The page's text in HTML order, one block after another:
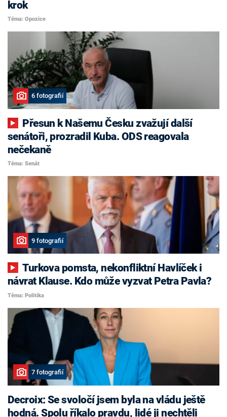
krok
Téma: Opozice
6 fotografií
senátoři, prozradil Kuba. ODS reagovala
nečekaně
Téma: Senát
9 fotografií
Turkova pomsta, nekonfliktní Havlíček i
návrat Klause. Kdo může vyzvat Petra Pavla?
Téma: Politika
7 fotografií
Decroix: Se svoločí jsem byla na vládu ještě
hodná. Spolu říkalo pravdu, lidé ji nechtěli